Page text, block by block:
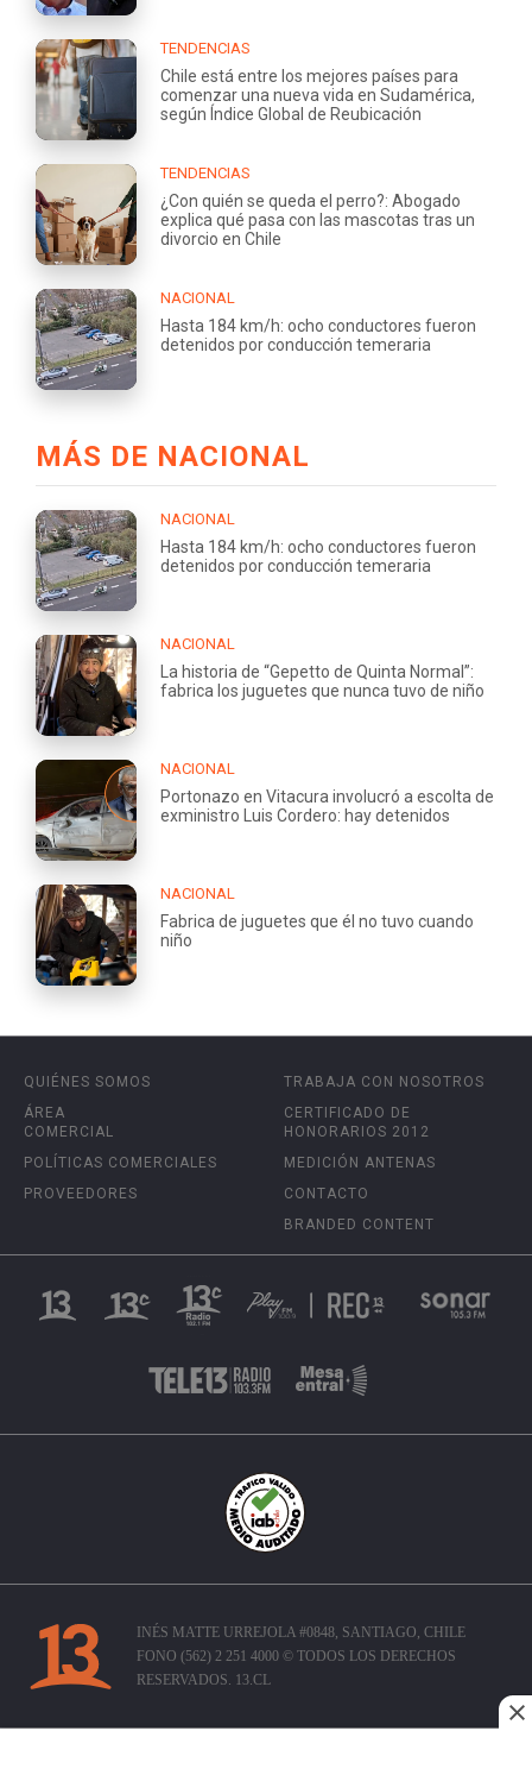
TENDENCIAS
Chile está entre los mejores países para
comenzar una nueva vida en Sudamérica,
según Índice Global de Reubicación
TENDENCIAS
¿Con quién se queda el perro?: Abogado
explica qué pasa con las mascotas tras un
divorcio en Chile
NACIONAL
Hasta 184 km/h: ocho conductores fueron
detenidos por conducción temeraria
MÁS DE NACIONAL
NACIONAL
Hasta 184 km/h: ocho conductores fueron
detenidos por conducción temeraria
NACIONAL
La historia de “Gepetto de Quinta Normal”:
fabrica los juguetes que nunca tuvo de niño
NACIONAL
Portonazo en Vitacura involucró a escolta de
exministro Luis Cordero: hay detenidos
NACIONAL
Fabrica de juguetes que él no tuvo cuando
niño
QUIÉNES SOMOS
ÁREA
COMERCIAL
POLÍTICAS COMERCIALES
PROVEEDORES
TRABAJA CON NOSOTROS
CERTIFICADO DE
HONORARIOS 2012
MEDICIÓN ANTENAS
CONTACTO
BRANDED CONTENT
INÉS MATTE URREJOLA #0848, SANTIAGO, CHILE
FONO (562) 2 251 4000 © TODOS LOS DERECHOS
RESERVADOS. 13.CL